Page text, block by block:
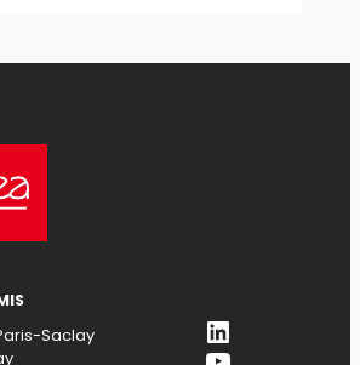
Saclay
LinkedIn